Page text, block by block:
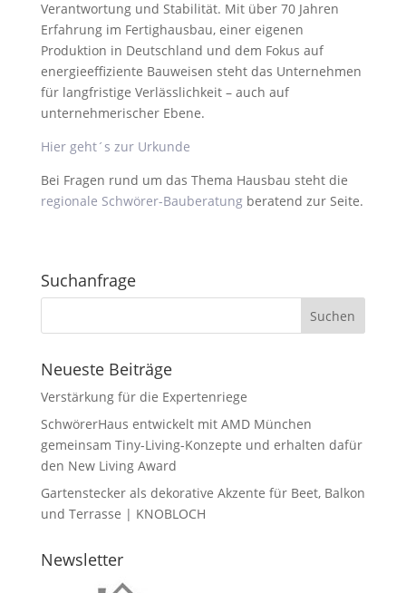
Verantwortung und Stabilität. Mit über 70 Jahren
Erfahrung im Fertighausbau, einer eigenen
Produktion in Deutschland und dem Fokus auf
energieeffiziente Bauweisen steht das Unternehmen
für langfristige Verlässlichkeit – auch auf
unternehmerischer Ebene.
Hier geht´s zur Urkunde
Bei Fragen rund um das Thema Hausbau steht die
regionale Schwörer-Bauberatungberatend zur Seite.
Suchanfrage
Neueste Beiträge
Verstärkung für die Expertenriege
SchwörerHaus entwickelt mit AMD München
gemeinsam Tiny-Living-Konzepte und erhalten dafür
den New Living Award
Gartenstecker als dekorative Akzente für Beet, Balkon
und Terrasse | KNOBLOCH
Newsletter